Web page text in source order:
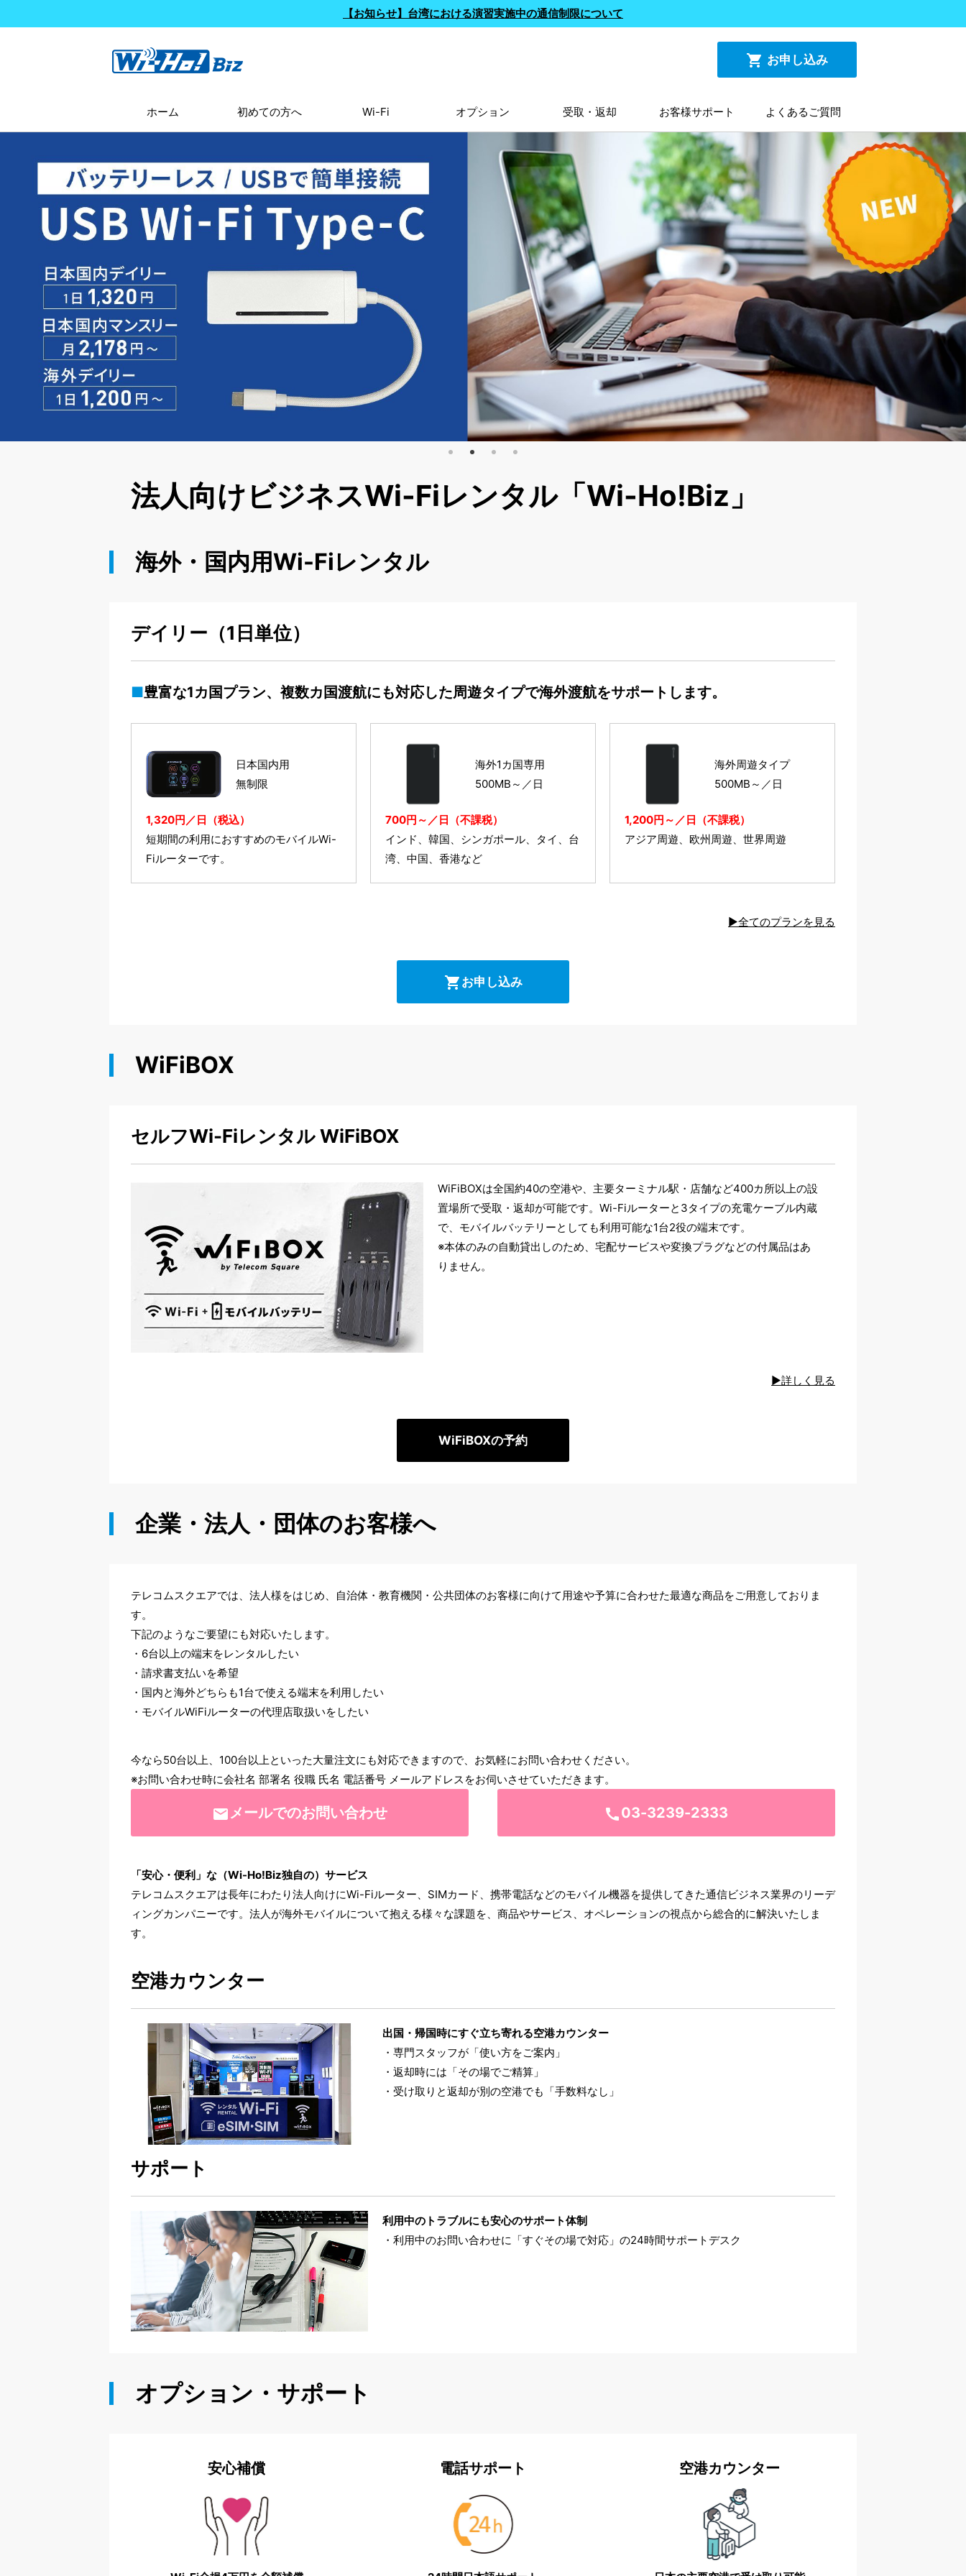
【お知らせ】台湾における演習実施中の通信制限について
shopping_cart お申し込み
ホーム 初めての方へ Wi-Fi オプション 受取・返却 お客様サポート よくあるご質問
法人向けビジネスWi-Fiレンタル「Wi-Ho!Biz」
海外・国内用Wi-Fiレンタル
デイリー（1日単位）
豊富な1カ国プラン、複数カ国渡航にも対応した周遊タイプで海外渡航をサポートします。
日本国内用
無制限
1,320円／日（税込）
短期間の利用におすすめのモバイルWi-
Fiルーターです。
海外1カ国専用
500MB～／日
700円～／日（不課税）
インド、韓国、シンガポール、タイ、台
湾、中国、香港など
海外周遊タイプ
500MB～／日
1,200円～／日（不課税）
アジア周遊、欧州周遊、世界周遊
▶全てのプランを見る
shopping_cart お申し込み
WiFiBOX
セルフWi-Fiレンタル WiFiBOX
WiFiBOXは全国約40の空港や、主要ターミナル駅・店舗など400カ所以上の設
置場所で受取・返却が可能です。Wi-Fiルーターと3タイプの充電ケーブル内蔵
で、モバイルバッテリーとしても利用可能な1台2役の端末です。
※本体のみの自動貸出しのため、宅配サービスや変換プラグなどの付属品はあ
りません。
▶詳しく見る
WiFiBOXの予約
企業・法人・団体のお客様へ
テレコムスクエアでは、法人様をはじめ、自治体・教育機関・公共団体のお客様に向けて用途や予算に合わせた最適な商品をご用意しておりま
す。
下記のようなご要望にも対応いたします。
6台以上の端末をレンタルしたい
請求書支払いを希望
国内と海外どちらも1台で使える端末を利用したい
モバイルWiFiルーターの代理店取扱いをしたい
今なら50台以上、100台以上といった大量注文にも対応できますので、お気軽にお問い合わせください。
※お問い合わせ時に会社名 部署名 役職 氏名 電話番号 メールアドレスをお伺いさせていただきます。
emailメールでのお問い合わせ call03-3239-2333
「安心・便利」な（Wi-Ho!Biz独自の）サービス
テレコムスクエアは長年にわたり法人向けにWi-Fiルーター、SIMカード、携帯電話などのモバイル機器を提供してきた通信ビジネス業界のリーデ
ィングカンパニーです。法人が海外モバイルについて抱える様々な課題を、商品やサービス、オペレーションの視点から総合的に解決いたしま
す。
空港カウンター
出国・帰国時にすぐ立ち寄れる空港カウンター
専門スタッフが「使い方をご案内」
返却時には「その場でご精算」
受け取りと返却が別の空港でも「手数料なし」
サポート
利用中のトラブルにも安心のサポート体制
利用中のお問い合わせに「すぐその場で対応」の24時間サポートデスク
オプション・サポート
安心補償 電話サポート 空港カウンター